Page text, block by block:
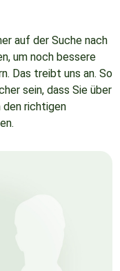
auf der Suche nach
um noch bessere
Das treibt uns an. So
sein, dass Sie über
den richtigen